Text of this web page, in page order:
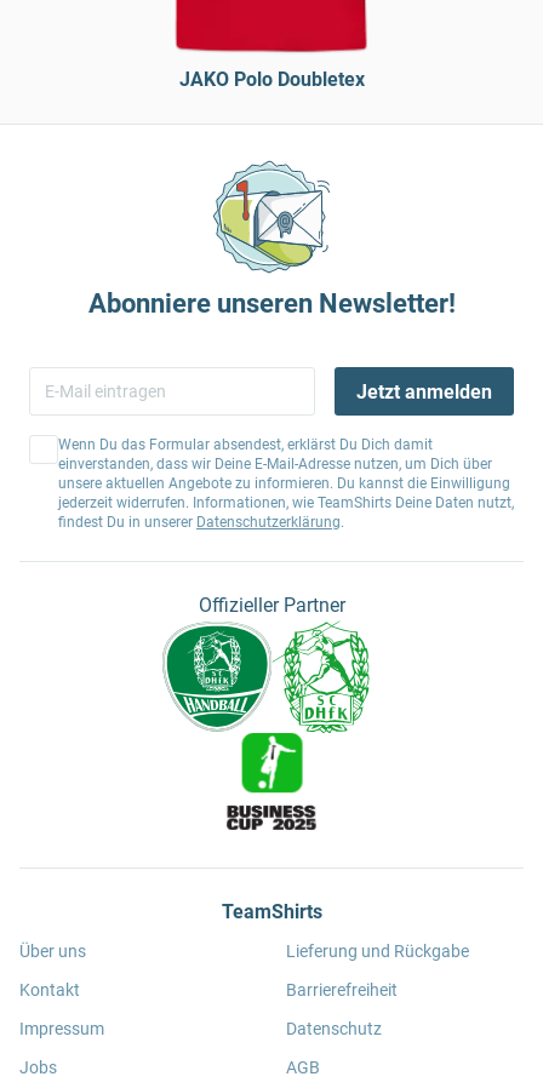
JAKO Polo Doubletex
Abonniere unseren Newsletter!
Jetzt anmelden
Wenn Du das Formular absendest, erklärst Du Dich damit
einverstanden, dass wir Deine E-Mail-Adresse nutzen, um Dich über
unsere aktuellen Angebote zu informieren. Du kannst die Einwilligung
jederzeit widerrufen. Informationen, wie TeamShirts Deine Daten nutzt,
findest Du in unserer Datenschutzerklärung.
Offizieller Partner
TeamShirts
Über uns
Kontakt
Impressum
Jobs
Lieferung und Rückgabe
Barrierefreiheit
Datenschutz
AGB